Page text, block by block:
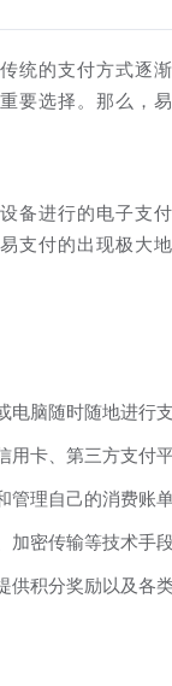
统的支付方式逐
要选择。那么，
备进行的电子支
支付的出现极大
电脑随时随地进行
用卡、第三方支付
管理自己的消费账
加密传输等技术手
供积分奖励以及各